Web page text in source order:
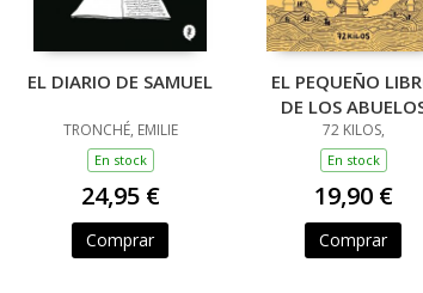
EL DIARIO DE SAMUEL
TRONCHÉ, EMILIE
En stock
24,95 €
Comprar
EL PEQUEÑO
DE LOS
72 KILOS,
En stock
19,90 €
Comprar